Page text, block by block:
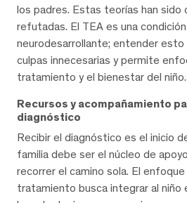
los padres. Estas teorías han
refutadas. El TEA es una
neurodesarrollante; entender esto
culpas innecesarias y permite
tratamiento y el bienestar del niño.
Recursos y acompañamiento
diagnóstico
Recibir el diagnóstico es el inicio
familia debe ser el núcleo de
recorrer el camino sola. El
tratamiento busca integrar al niño